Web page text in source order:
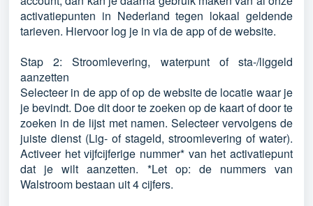
activatiepunten in Nederland tegen lokaal geldende
tarieven. Hiervoor log je in via de app of de website.
Stap 2: Stroomlevering, waterpunt of sta-/liggeld
aanzetten
Selecteer in de app of op de website de locatie waar je
je bevindt. Doe dit door te zoeken op de kaart of door te
zoeken in de lijst met namen. Selecteer vervolgens de
juiste dienst (Lig- of stageld, stroomlevering of water).
Activeer het vijfcijferige nummer* van het activatiepunt
dat je wilt aanzetten. *Let op: de nummers van
Walstroom bestaan uit 4 cijfers.